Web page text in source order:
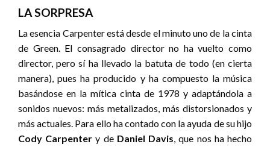
LA SORPRESA
La esencia Carpenter está desde el minuto uno de la cinta
de Green. El consagrado director no ha vuelto como
director, pero sí ha llevado la batuta de todo (en cierta
manera), pues ha producido y ha compuesto la música
basándose en la mítica cinta de 1978 y adaptándola a
sonidos nuevos: más metalizados, más distorsionados y
más actuales. Para ello ha contado con la ayuda de su hijo
Cody Carpentery de Daniel Davis, que nos ha hecho